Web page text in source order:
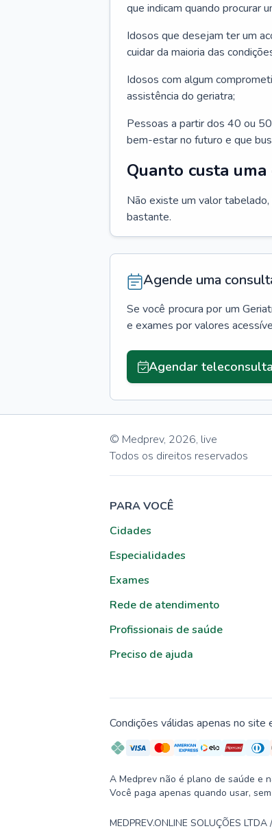
que indicam quando procurar
Idosos que desejam ter um
cuidar da maioria das
Idosos com algum
assistência do geriatra;
Pessoas a partir dos 40 ou
bem-estar no futuro e que
Quanto custa
Não existe um valor
bastante.
Agende uma
Se você procura por um
e exames por valores
Agendar teleconsulta
© Medprev, 2026, live
Todos os direitos reservados
PARA VOCÊ
Cidades
Especialidades
Exames
Rede de atendimento
Profissionais de saúde
Preciso de ajuda
Condições válidas apenas no
A Medprev não é plano de saúde e
Você paga apenas quando usar,
MEDPREV.ONLINE SOLUÇÕES